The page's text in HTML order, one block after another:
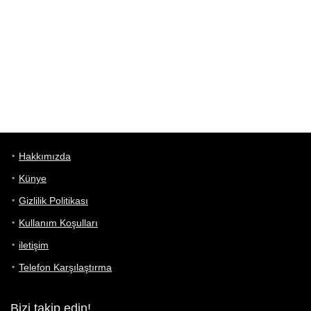
Hakkımızda
Künye
Gizlilik Politikası
Kullanım Koşulları
iletişim
Telefon Karşılaştırma